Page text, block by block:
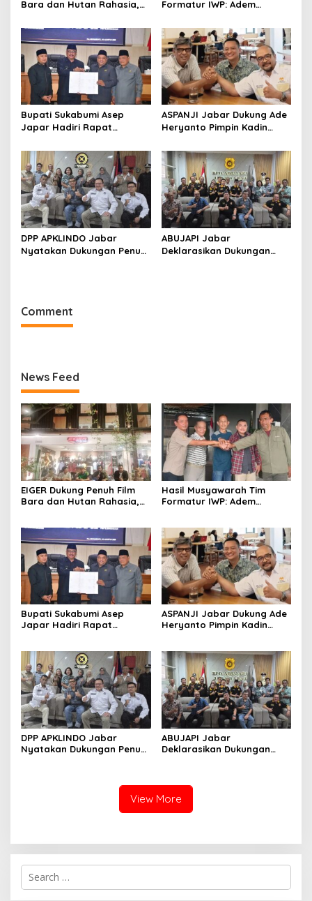
Bara dan Hutan Rahasia,
Pelajar Menonton
Formatur IWP: Adem
IWP DPRD Jabar Periode
2026–2028
Bupati Sukabumi Asep
Japar Hadiri Rapat
PPAS dan Raperda
Disabilitas
ASPANJI Jabar Dukung Ade
Heryanto Pimpin Kadin
2026–2031
DPP APKLINDO Jabar
Nyatakan Dukungan Penuh
ABUJAPI Jabar
Deklarasikan Dukungan
Comment
News Feed
EIGER Dukung Penuh Film
Bara dan Hutan Rahasia,
Hasil Musyawarah Tim
Formatur IWP: Adem
2026–2028
Bupati Sukabumi Asep
Japar Hadiri Rapat
Disabilitas
ASPANJI Jabar Dukung Ade
Heryanto Pimpin Kadin
DPP APKLINDO Jabar
Nyatakan Dukungan Penuh
ABUJAPI Jabar
Deklarasikan Dukungan
View More
S